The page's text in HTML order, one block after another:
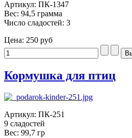
Артикул: ПК-1347
Вес: 94,5 грамма
Число сладостей: 3
Цена: 250 руб
Кормушка для птиц
Артикул: ПК-251
9 сладостей
Вес: 99,7 гр